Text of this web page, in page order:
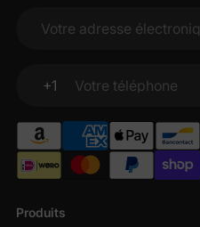
Produits
Votre adresse électronique
+1
Votre téléphone